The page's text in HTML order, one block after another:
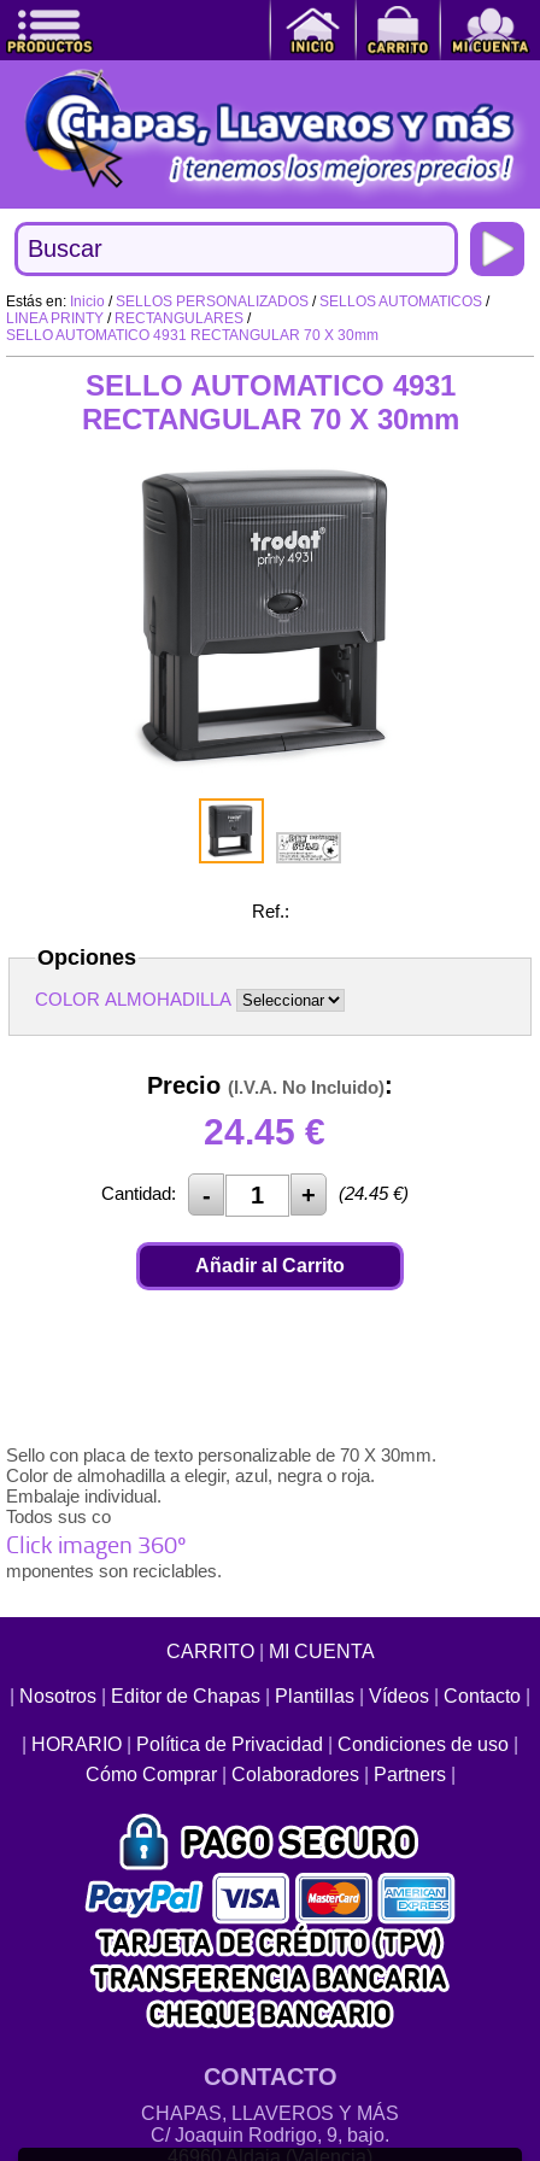
Estás en: Inicio /SELLOS PERSONALIZADOS /SELLOS AUTOMATICOS /
LINEA PRINTY / RECTANGULARES /
SELLO AUTOMATICO 4931 RECTANGULAR 70 X 30mm
SELLO AUTOMATICO 4931
RECTANGULAR 70 X 30mm
Ref.:
Opciones
COLOR ALMOHADILLA
Precio (I.V.A. No Incluido):
24.45 €
Cantidad: (24.45€)
Añadir al Carrito
Sello con placa de texto personalizable de 70 X 30mm.
Color de almohadilla a elegir, azul, negra o roja.
Embalaje individual.
Todos sus co
Click imagen 360º
mponentes son reciclables.
CARRITO| MI CUENTA
Nosotros Editor de Chapas Plantillas Vídeos Contacto
HORARIO Política de Privacidad Condiciones de uso
Cómo Comprar
Colaboradores Partners
CONTACTO
CHAPAS, LLAVEROS Y MÁS
C/ Joaquin Rodrigo, 9, bajo.